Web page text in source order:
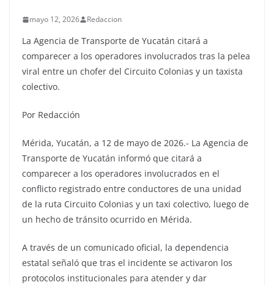
mayo 12, 2026 Redaccion
La Agencia de Transporte de Yucatán citará a
comparecer a los operadores involucrados tras la pelea
viral entre un chofer del Circuito Colonias y un taxista
colectivo.
Por Redacción
Mérida, Yucatán, a 12 de mayo de 2026.- La Agencia de
Transporte de Yucatán informó que citará a
comparecer a los operadores involucrados en el
conflicto registrado entre conductores de una unidad
de la ruta Circuito Colonias y un taxi colectivo, luego de
un hecho de tránsito ocurrido en Mérida.
A través de un comunicado oficial, la dependencia
estatal señaló que tras el incidente se activaron los
protocolos institucionales para atender y dar